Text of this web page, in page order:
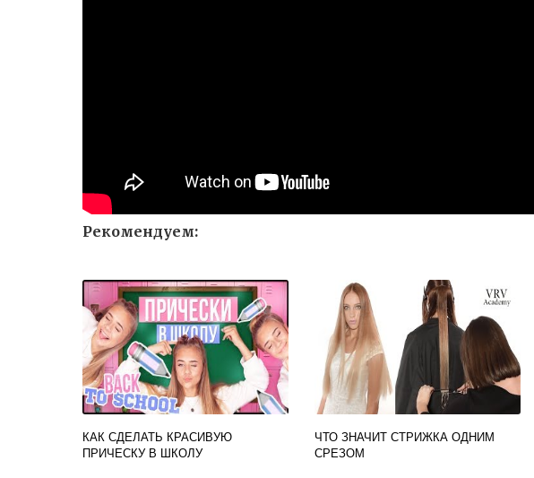
Рекомендуем:
КАК СДЕЛАТЬ КРАСИВУЮ
ПРИЧЕСКУ В ШКОЛУ
ЧТО ЗНАЧИТ СТРИЖКА ОДНИМ
СРЕЗОМ